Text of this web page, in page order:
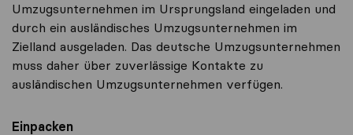
Umzugsunternehmen im Ursprungsland eingeladen und
durch ein ausländisches Umzugsunternehmen im
Zielland ausgeladen. Das deutsche Umzugsunternehmen
muss daher über zuverlässige Kontakte zu
ausländischen Umzugsunternehmen verfügen.
Einpacken